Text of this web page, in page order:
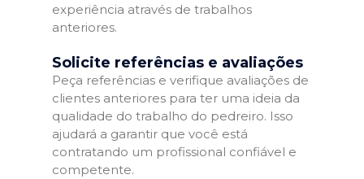
experiência através de trabalhos
anteriores.
Solicite referências e avaliações
Peça referências e verifique avaliações de
clientes anteriores para ter uma ideia da
qualidade do trabalho do pedreiro. Isso
ajudará a garantir que você está
contratando um profissional confiável e
competente.